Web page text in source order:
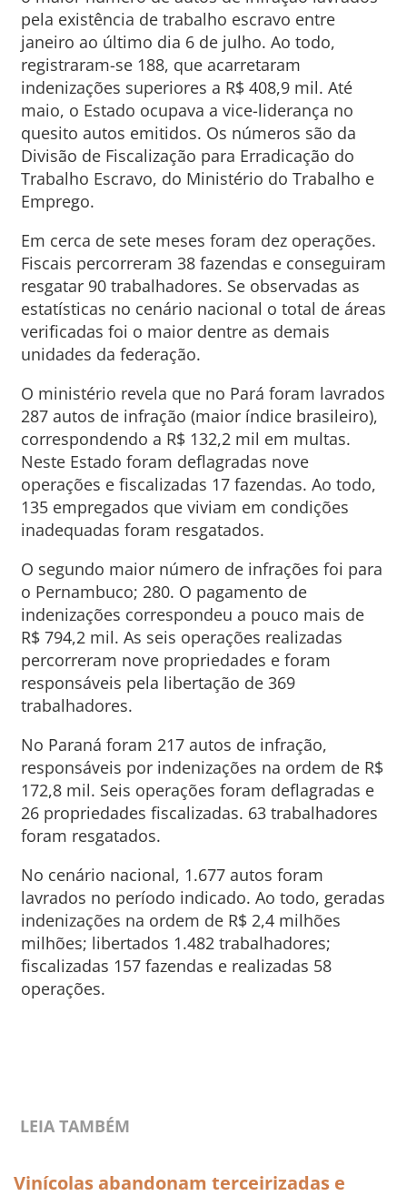
pela existência de trabalho escravo entre
janeiro ao último dia 6 de julho. Ao todo,
registraram-se 188, que acarretaram
indenizações superiores a R$ 408,9 mil. Até
maio, o Estado ocupava a vice-liderança no
quesito autos emitidos. Os números são da
Divisão de Fiscalização para Erradicação do
Trabalho Escravo, do Ministério do Trabalho e
Emprego.
Em cerca de sete meses foram dez operações.
Fiscais percorreram 38 fazendas e conseguiram
resgatar 90 trabalhadores. Se observadas as
estatísticas no cenário nacional o total de áreas
verificadas foi o maior dentre as demais
unidades da federação.
O ministério revela que no Pará foram lavrados
287 autos de infração (maior índice brasileiro),
correspondendo a R$ 132,2 mil em multas.
Neste Estado foram deflagradas nove
operações e fiscalizadas 17 fazendas. Ao todo,
135 empregados que viviam em condições
inadequadas foram resgatados.
O segundo maior número de infrações foi para
o Pernambuco; 280. O pagamento de
indenizações correspondeu a pouco mais de
R$ 794,2 mil. As seis operações realizadas
percorreram nove propriedades e foram
responsáveis pela libertação de 369
trabalhadores.
No Paraná foram 217 autos de infração,
responsáveis por indenizações na ordem de R$
172,8 mil. Seis operações foram deflagradas e
26 propriedades fiscalizadas. 63 trabalhadores
foram resgatados.
No cenário nacional, 1.677 autos foram
lavrados no período indicado. Ao todo, geradas
indenizações na ordem de R$ 2,4 milhões
milhões; libertados 1.482 trabalhadores;
fiscalizadas 157 fazendas e realizadas 58
operações.
LEIA TAMBÉM
Vinícolas abandonam terceirizadas e